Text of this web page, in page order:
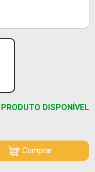
PRODUTO DISPONÍVEL
Comprar